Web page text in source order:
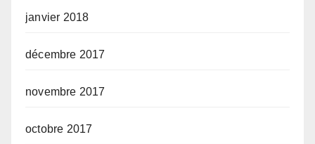
janvier 2018
décembre 2017
novembre 2017
octobre 2017